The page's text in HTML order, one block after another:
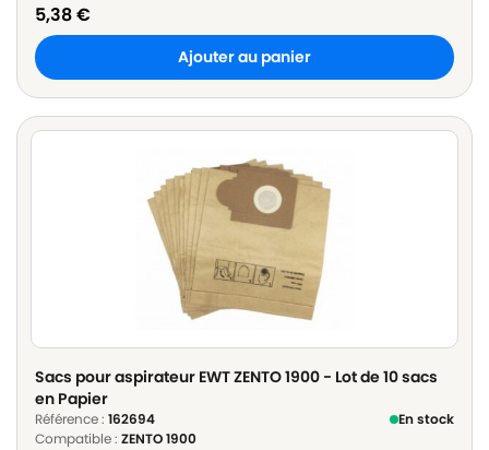
5,38€
Ajouter au panier
Sacs pour aspirateur EWT ZENTO 1900 - Lot de 10 sacs
en Papier
Référence : 162694
En stock
Compatible : ZENTO 1900